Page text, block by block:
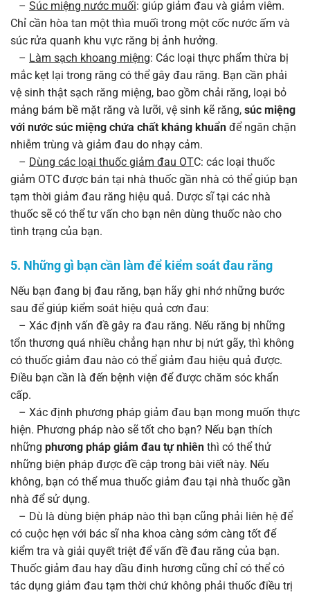
– Súc miệng nước muối: giúp giảm đau và giảm viêm.
Chỉ cần hòa tan một thìa muối trong một cốc nước ấm và
súc rửa quanh khu vực răng bị ảnh hưởng.
– Làm sạch khoang miệng: Các loại thực phẩm thừa bị
mắc kẹt lại trong răng có thể gây đau răng. Bạn cần phải
vệ sinh thật sạch răng miệng, bao gồm chải răng, loại bỏ
mảng bám bề mặt răng và lưỡi, vệ sinh kẽ răng, súc miệng
với nước súc miệng chứa chất kháng khuẩn để ngăn chặn
nhiễm trùng và giảm đau do nhạy cảm.
– Dùng các loại thuốc giảm đau OTC: các loại thuốc
giảm OTC được bán tại nhà thuốc gần nhà có thể giúp bạn
tạm thời giảm đau răng hiệu quả. Dược sĩ tại các nhà
thuốc sẽ có thể tư vấn cho bạn nên dùng thuốc nào cho
tình trạng của bạn.
5. Những gì bạn cần làm để kiểm soát đau răng
Nếu bạn đang bị đau răng, bạn hãy ghi nhớ những bước
sau để giúp kiểm soát hiệu quả cơn đau:
– Xác định vấn đề gây ra đau răng. Nếu răng bị những
tổn thương quá nhiều chẳng hạn như bị nứt gãy, thì không
có thuốc giảm đau nào có thể giảm đau hiệu quả được.
Điều bạn cần là đến bệnh viện để được chăm sóc khẩn
cấp.
– Xác định phương pháp giảm đau bạn mong muốn thực
hiện. Phương pháp nào sẽ tốt cho bạn? Nếu bạn thích
những phương pháp giảm đau tự nhiên thì có thể thử
những biện pháp được đề cập trong bài viết này. Nếu
không, bạn có thể mua thuốc giảm đau tại nhà thuốc gần
nhà để sử dụng.
– Dù là dùng biện pháp nào thì bạn cũng phải liên hệ để
có cuộc hẹn với bác sĩ nha khoa càng sớm càng tốt để
kiểm tra và giải quyết triệt để vấn đề đau răng của bạn.
Thuốc giảm đau hay dầu đinh hương cũng chỉ có thể có
tác dụng giảm đau tạm thời chứ không phải thuốc điều trị